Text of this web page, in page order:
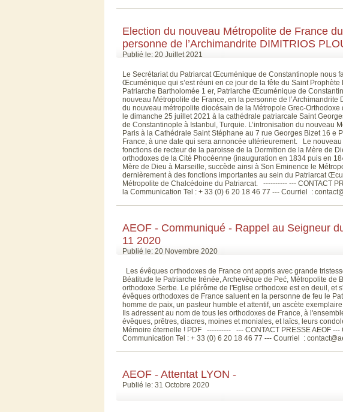
Election du nouveau Métropolite de France
personne de l’Archimandrite DIMITRIOS
Publié le: 20 Juillet 2021
Le Secrétariat du Patriarcat Œcuménique de Constantinople nous
Œcuménique qui s’est réuni en ce jour de la fête du Saint
Patriarche Bartholomée 1 er, Patriarche Œcuménique de
nouveau Métropolite de France, en la personne de
du nouveau métropolite diocésain de la Métropole Grec-
le dimanche 25 juillet 2021 à la cathédrale patriarcale Saint
de Constantinople à Istanbul, Turquie. L’intronisation du nouveau
Paris à la Cathédrale Saint Stéphane au 7 rue Georges Bizet 16 e
France, à une date qui sera annoncée ultérieurement. Le
fonctions de recteur de la paroisse de la Dormition de la Mère de
orthodoxes de la Cité Phocéenne (inauguration en 1834 puis en
Mère de Dieu à Marseille, succède ainsi à Son Eminence le
dernièrement à des fonctions importantes au sein du Patriarcat
Métropolite de Chalcédoine du Patriarcat. ---------- --- CONTACT
la Communication Tel : + 33 (0) 6 20 18 46 77 --- Courriel :
AEOF - Communiqué - Rappel au Seigneur
11 2020
Publié le: 20 Novembre 2020
Les évêques orthodoxes de France ont appris avec grande
Béatitude le Patriarche Irénée, Archevêque de Peć, Métropolite de
orthodoxe Serbe. Le plérôme de l'Eglise orthodoxe est en deuil, et
évêques orthodoxes de France saluent en la personne de feu le
homme de paix, un pasteur humble et attentif, un ascète
Ils adressent au nom de tous les orthodoxes de France, à
évêques, prêtres, diacres, moines et moniales, et laïcs, leurs
Mémoire éternelle ! PDF ---------- --- CONTACT PRESSE AEOF
Communication Tel : + 33 (0) 6 20 18 46 77 --- Courriel :
AEOF - Attentat LYON -
Publié le: 31 Octobre 2020